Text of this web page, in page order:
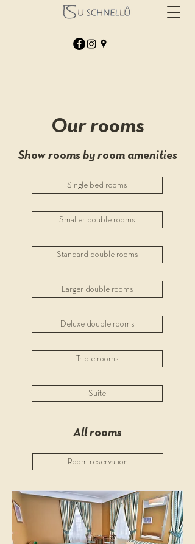
Our rooms
Show rooms by room amenities
Single bed rooms
Smaller double rooms
Standard double rooms
Larger double rooms
Deluxe double rooms
Triple rooms
Suite
All rooms
Room reservation